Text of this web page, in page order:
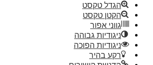
הגדל טקסט
הקטן טקסט
גווני אפור
ניגודיות גבוהה
ניגודיות הפוכה
רקע בהיר